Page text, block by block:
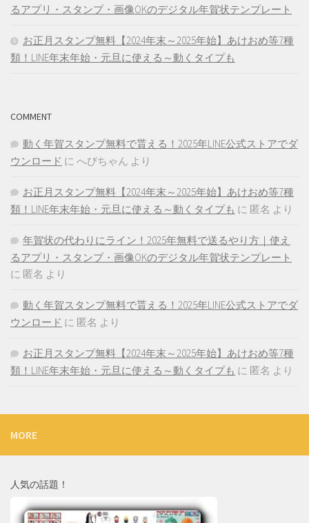
るアプリ・スタンプ・画像OKのデジタル年賀状テンプレート
お正月スタンプ無料【2024年末～2025年始】あけおめ等7種
類！LINE年末年始・元旦に使える～動くタイプも
COMMENT
動く年賀スタンプ無料で貰える！2025年LINE公式ストアでダ
ウンロード に へびちゃん より
お正月スタンプ無料【2024年末～2025年始】あけおめ等7種
類！LINE年末年始・元旦に使える～動くタイプも に 匿名 より
年賀状の代わりにライン！2025年無料で送るやり方｜使え
るアプリ・スタンプ・画像OKのデジタル年賀状テンプレート
に 匿名 より
動く年賀スタンプ無料で貰える！2025年LINE公式ストアでダ
ウンロード に 匿名 より
お正月スタンプ無料【2024年末～2025年始】あけおめ等7種
類！LINE年末年始・元旦に使える～動くタイプも に 匿名 より
MORE
人気の話題！